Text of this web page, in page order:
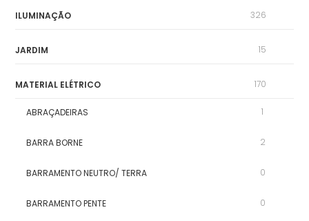
ILUMINAÇÃO 326
JARDIM 15
MATERIAL ELÉTRICO 170
ABRAÇADEIRAS 1
BARRA BORNE 2
BARRAMENTO NEUTRO/ TERRA 0
BARRAMENTO PENTE 0